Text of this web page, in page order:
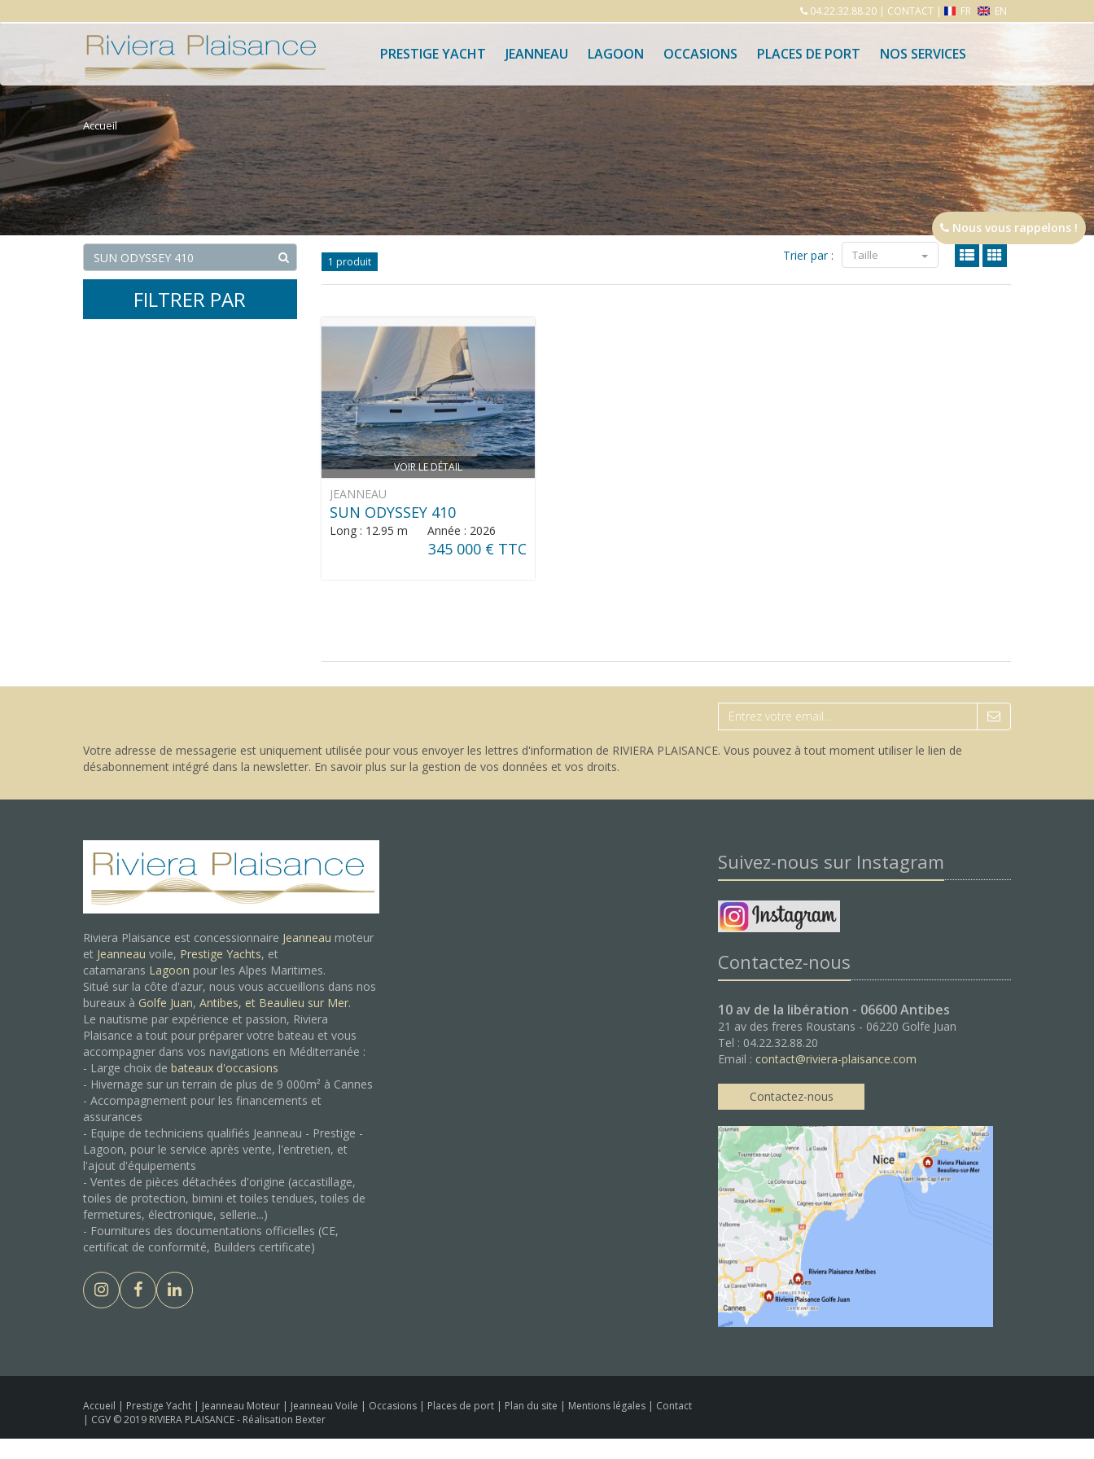
04.22.32.88.20| CONTACT| FR EN
PRESTIGE YACHT JEANNEAU LAGOON OCCASIONS PLACES DE PORT NOS SERVICES
Accueil
FILTRER PAR
1 produit Trier par : Taille
VOIR LE DÉTAIL
JEANNEAU
SUN ODYSSEY 410
Long : 12.95 m Année : 2026
345 000 € TTC
Votre adresse de messagerie est uniquement utilisée pour vous envoyer les lettres d'information de RIVIERA PLAISANCE. Vous pouvez à tout moment utiliser le lien de
désabonnement intégré dans la newsletter. En savoir plus sur la gestion de vos données et vos droits.
Riviera Plaisance est concessionnaire Jeanneau moteur
et Jeanneau voile, Prestige Yachts, et
catamarans Lagoon pour les Alpes Maritimes.
Situé sur la côte d'azur, nous vous accueillons dans nos
bureaux à Golfe Juan, Antibes, et Beaulieu sur Mer.
Le nautisme par expérience et passion, Riviera
Plaisance a tout pour préparer votre bateau et vous
accompagner dans vos navigations en Méditerranée :
- Large choix de bateaux d'occasions
- Hivernage sur un terrain de plus de 9 000m² à Cannes
- Accompagnement pour les financements et
assurances
- Equipe de techniciens qualifiés Jeanneau - Prestige -
Lagoon, pour le service après vente, l'entretien, et
l'ajout d'équipements
- Ventes de pièces détachées d'origine (accastillage,
toiles de protection, bimini et toiles tendues, toiles de
fermetures, électronique, sellerie...)
- Fournitures des documentations officielles (CE,
certificat de conformité, Builders certificate)
Suivez-nous sur Instagram
Contactez-nous
10 av de la libération - 06600 Antibes
21 av des freres Roustans - 06220 Golfe Juan
Tel : 04.22.32.88.20
Email : contact@riviera-plaisance.com
Contactez-nous
Nous vous rappelons !
Accueil | Prestige Yacht | Jeanneau Moteur | Jeanneau Voile | Occasions | Places de port | Plan du site | Mentions légales | Contact
| CGV © 2019 RIVIERA PLAISANCE - Réalisation Bexter